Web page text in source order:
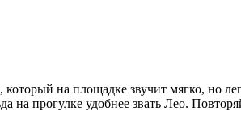
на площадке звучит мягко, но
на прогулке удобнее звать Лео.